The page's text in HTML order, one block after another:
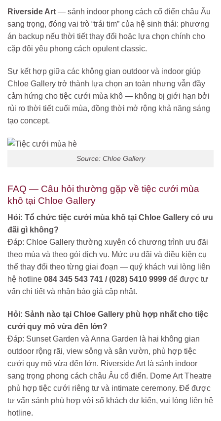
Riverside Art — sảnh indoor phong cách cổ điển châu Âu
sang trọng, đóng vai trò “trái tim” của hệ sinh thái: phương
án backup nếu thời tiết thay đổi hoặc lựa chọn chính cho
cặp đôi yêu phong cách opulent classic.
Sự kết hợp giữa các không gian outdoor và indoor giúp
Chloe Gallery trở thành lựa chọn an toàn nhưng vẫn đầy
cảm hứng cho tiệc cưới mùa khô — không bị giới hạn bởi
rủi ro thời tiết cuối mùa, đồng thời mở rộng khả năng sáng
tạo concept.
Source: Chloe Gallery
FAQ — Câu hỏi thường gặp về tiệc cưới mùa
khô tại Chloe Gallery
Hỏi: Tổ chức tiệc cưới mùa khô tại Chloe Gallery có ưu
đãi gì không?
Đáp: Chloe Gallery thường xuyên có chương trình ưu đãi
theo mùa và theo gói dịch vụ. Mức ưu đãi và điều kiện cụ
thể thay đổi theo từng giai đoạn — quý khách vui lòng liên
hệ hotline 084 345 543 741 / (028) 5410 9999 để được tư
vấn chi tiết và nhận báo giá cập nhật.
Hỏi: Sảnh nào tại Chloe Gallery phù hợp nhất cho tiệc
cưới quy mô vừa đến lớn?
Đáp: Sunset Garden và Anna Garden là hai không gian
outdoor rộng rãi, view sông và sân vườn, phù hợp tiệc
cưới quy mô vừa đến lớn. Riverside Art là sảnh indoor
sang trọng phong cách châu Âu cổ điển. Dome Art Theatre
phù hợp tiệc cưới riêng tư và intimate ceremony. Để được
tư vấn sảnh phù hợp với số khách dự kiến, vui lòng liên hệ
hotline.